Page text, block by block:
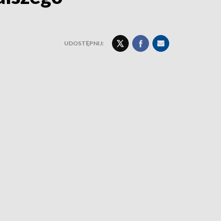
UDOSTĘPNIJ: